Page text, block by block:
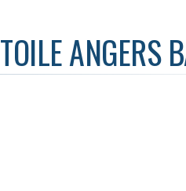
ANGERS